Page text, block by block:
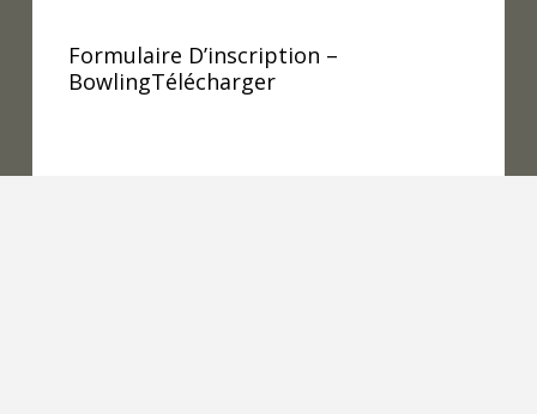
Formulaire D’inscription –
BowlingTélécharger